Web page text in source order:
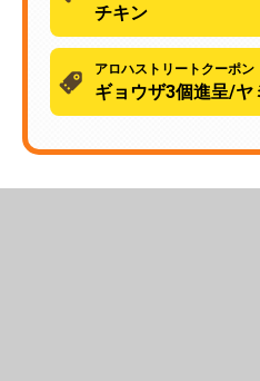
チキン
アロハストリートクーポン
ギョウザ3個進呈/ヤ